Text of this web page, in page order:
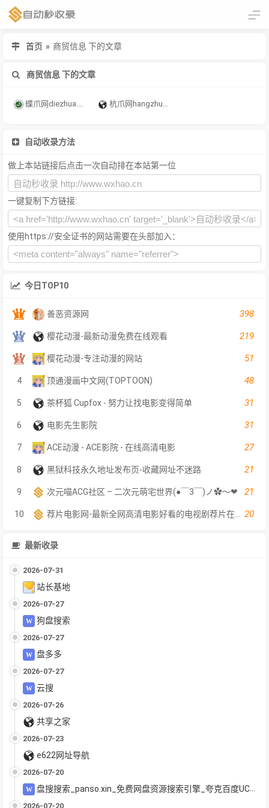
首页 » 商贸信息 下的文章
商贸信息 下的文章
蝶爪网diezhua.com电商市场，免费注册，新品发布，行业动态，商贸信息，付费资源，学习培训等 - Powered by 发货100 杭爪网hangzhua.com 专业的电子商务市场，产品推荐，知产服务，农产品，智能制造，轻工电子，服装日化，行业信息等。 - Powered by 发货100
自动收录方法
做上本站链接后点击一次自动排在本站第一位
一键复制下方链接:
使用https://安全证书的网站需要在头部加入：
今日TOP10
善恶资源网 398
樱花动漫-最新动漫免费在线观看 219
樱花动漫-专注动漫的网站 51
4 顶通漫画中文网(TOPTOON) 48
5 茶杯狐 Cupfox - 努力让找电影变得简单 31
6 电影先生影院 31
7 ACE动漫 - ACE影院 - 在线高清电影 27
8 黑狱科技永久地址发布页-收藏网址不迷路 21
9 次元喵ACG社区 – 二次元萌宅世界(●￣3￣)ノ✿～❤ 21
10 20
最新收录
2026-07-31
站长基地
2026-07-27
狗盘搜索
2026-07-27
盘多多
2026-07-27
云搜
2026-07-26
共享之家
2026-07-23
e622网址导航
2026-07-20
盘搜搜索_panso.xin_免费网盘资源搜索引擎_夸克百度UC迅雷网盘聚合搜索_电影教程软件下载
2026-07-20